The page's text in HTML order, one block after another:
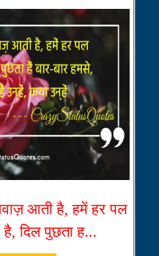
आती है, हमें हर पल
दिल पुछता ह...